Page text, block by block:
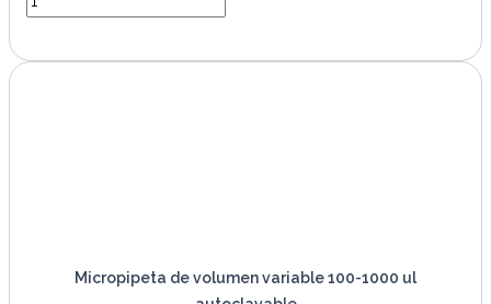
Micropipeta de volumen variable 100-1000 ul